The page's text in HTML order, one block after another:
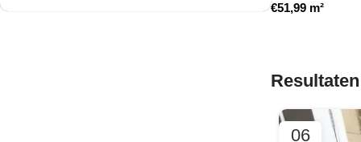
€51,99 m²
06